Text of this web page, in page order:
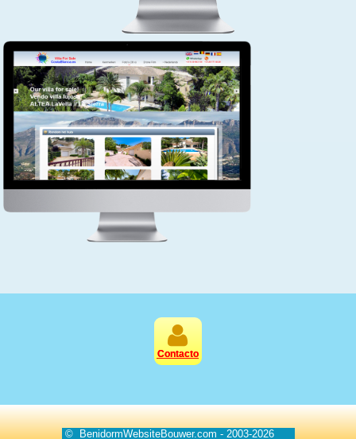
Contacto
© BenidormWebsiteBouwer.com - 2003-2026